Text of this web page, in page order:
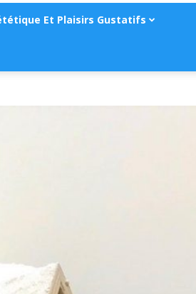
Et Plaisirs Gustatifs